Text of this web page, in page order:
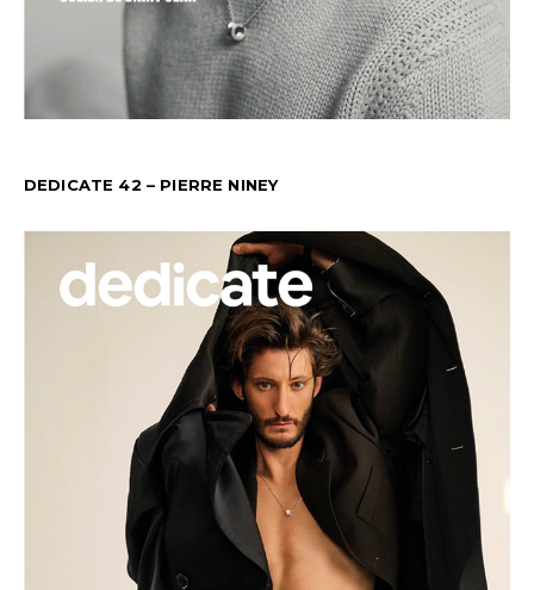
DEDICATE 42 – PIERRE NINEY